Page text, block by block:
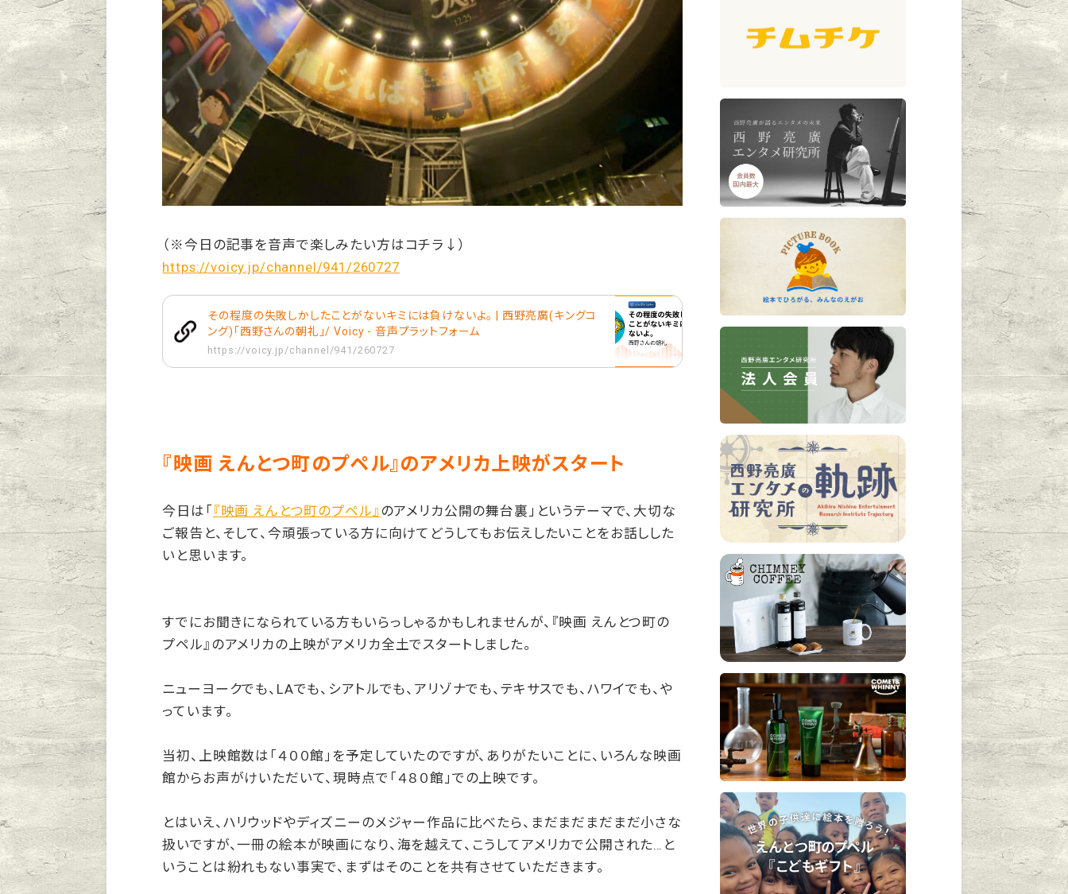
（※今日の記事を音声で楽しみたい方はコチラ↓）
https://voicy.jp/channel/941/260727
その程度の失敗しかしたことがないキミには負けないよ。 | 西野亮廣(キングコ
ング)「西野さんの朝礼」/ Voicy - 音声プラットフォーム
https://voicy.jp/channel/941/260727
『映画 えんとつ町のプペル』のアメリカ上映がスタート
今日は「 『映画 えんとつ町のプペル』 のアメリカ公開の舞台裏」というテーマで、大切な
ご報告と、そして、今頑張っている方に向けてどうしてもお伝えしたいことをお話しした
いと思います。
すでにお聞きになられている方もいらっしゃるかもしれませんが、『映画 えんとつ町の
プペル』のアメリカの上映がアメリカ全土でスタートしました。
ニューヨークでも、LAでも、シアトルでも、アリゾナでも、テキサスでも、ハワイでも、や
っています。
当初、上映館数は「４００館」を予定していたのですが、ありがたいことに、いろんな映画
館からお声がけいただいて、現時点で「４８０館」での上映です。
とはいえ、ハリウッドやディズニーのメジャー作品に比べたら、まだまだまだまだ小さな
扱いですが、一冊の絵本が映画になり、海を越えて、こうしてアメリカで公開された…と
いうことは紛れもない事実で、まずはそのことを共有させていただきます。